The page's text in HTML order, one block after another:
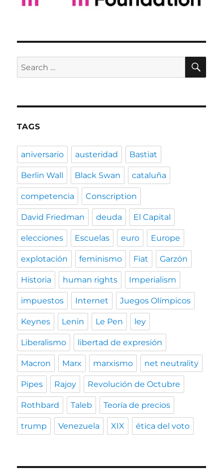
Search
for:
TAGS
aniversario austeridad Bastiat
Berlin Wall Black Swan cataluña
competencia Conscription
David Friedman deuda El Capital
elecciones Escuelas euro Europe
explotación feminismo Fiat Garzón
Historia human rights Imperialism
impuestos Internet Juegos Olímpicos
Keynes Lenin Le Pen ley
Liberalismo libertad de expresión
Macron Marx marxismo net neutrality
Pipes Rajoy Revolución de Octubre
Rothbard Taleb Teoría de precios
trump Venezuela XIX ética del voto